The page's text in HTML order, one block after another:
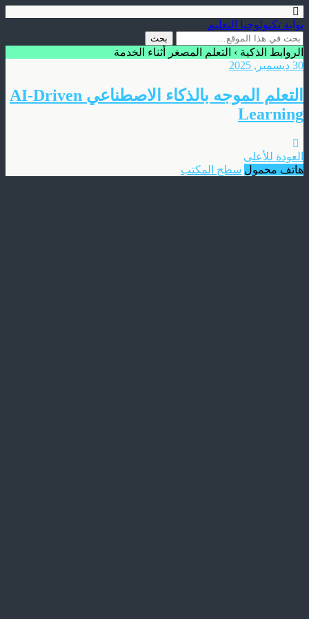
بوابة تكنولوجيا التعليم
الروابط الذكية › التعلم المصغر أثناء الخدمة
30 ديسمبر, 2025
التعلم الموجه بالذكاء الاصطناعي AI‑Driven
Learning
العودة للأعلى
هاتف محمول سطح المكتب